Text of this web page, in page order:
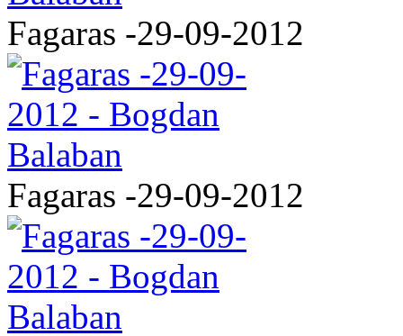
Fagaras -29-09-2012
Fagaras -29-09-2012